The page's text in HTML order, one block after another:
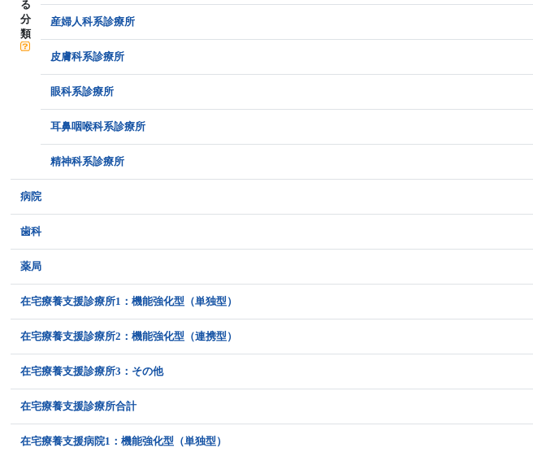
る
分
類
産婦人科系診療所
皮膚科系診療所
眼科系診療所
耳鼻咽喉科系診療所
精神科系診療所
病院
歯科
薬局
在宅療養支援診療所1：機能強化型（単独型）
在宅療養支援診療所2：機能強化型（連携型）
在宅療養支援診療所3：その他
在宅療養支援診療所合計
在宅療養支援病院1：機能強化型（単独型）